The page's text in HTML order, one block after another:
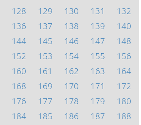
128 129 130 131
132
136 137 138 139
140
144 145 146 147
148
152 153 154 155
156
160 161 162 163
164
168 169 170 171
172
176 177 178 179
180
184 185 186 187
188